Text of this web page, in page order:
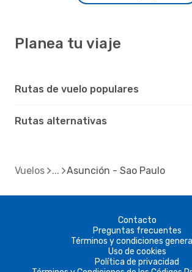
Planea tu viaje
Rutas de vuelo populares
Rutas alternativas
Vuelos Asunción - Sao Paulo
Contacto
Preguntas frecuentes
Términos y condiciones
Uso de cookies
Política de privacidad